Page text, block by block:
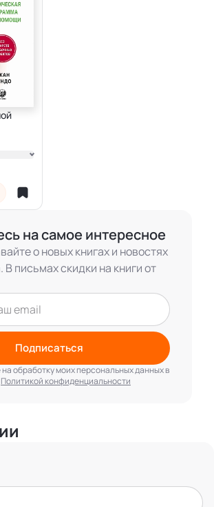
на самое интересное
о новых книгах и новостях
В письмах скидки на книги от
Подписаться
обработку моих персональных данных в
Политикой конфиденциальности